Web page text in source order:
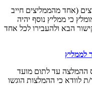
(אחד מהממליצים חייב
כי ממליץ נוסף יהיה
הבא ולהעבירו לכל אחד
לממליץ
ההמלצה עד לתום מועד
לוודא כי ההמלצות הוגשו